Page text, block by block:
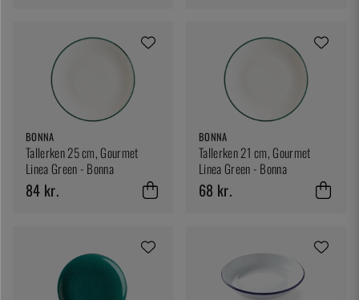
BONNA
Tallerken 25 cm, Gourmet
Linea Green - Bonna
84 kr.
BONNA
Tallerken 21 cm, Gourmet
Linea Green - Bonna
68 kr.